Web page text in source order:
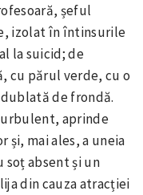
șeful
izolat în întinsurile
la suicid; de
cu părul verde, cu o
de frondă.
aprinde
mai ales, a uneia
absent și un
din cauza atracției